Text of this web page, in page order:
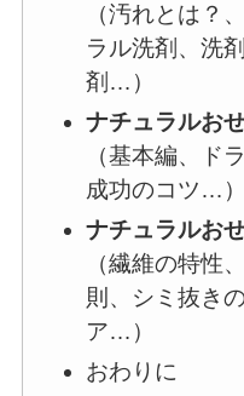
（汚れとは？
ラル洗剤、洗
剤…）
ナチュラルお
（基本編、ド
成功のコツ…）
ナチュラルお
（繊維の特性
則、シミ抜き
ア…）
おわりに